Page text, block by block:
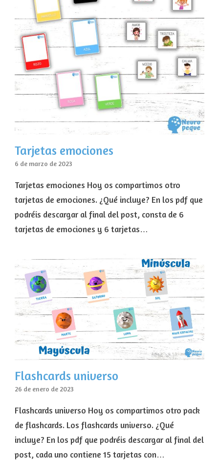
Tarjetas emociones
6 de marzo de 2023
Tarjetas emociones Hoy os compartimos otro
tarjetas de emociones. ¿Qué incluye? En los pdf que
podréis descargar al final del post, consta de 6
tarjetas de emociones y 6 tarjetas…
Flashcards universo
26 de enero de 2023
Flashcards universo Hoy os compartimos otro pack
de flashcards. Los flashcards universo. ¿Qué
incluye? En los pdf que podréis descargar al final del
post, cada uno contiene 15 tarjetas con…